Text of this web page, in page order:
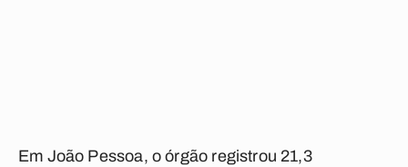
Em João Pessoa, o órgão registrou 21,3